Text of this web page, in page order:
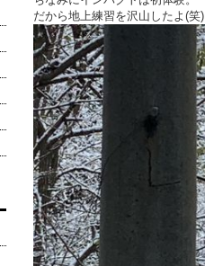
だから地上練習を沢山したよ(笑)